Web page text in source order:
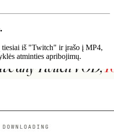
tiesiai iš "Twitch" ir įrašo į MP4,
atminties apribojimų.